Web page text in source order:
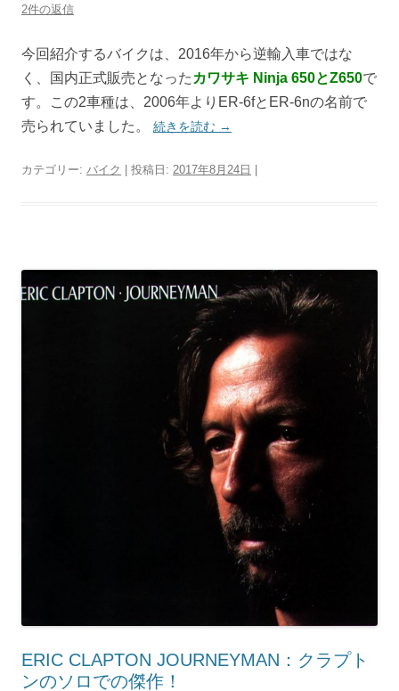
2件の返信
今回紹介するバイクは、2016年から逆輸入車ではな
く、国内正式販売となった カワサキ Ninja 650とZ650で
す。この2車種は、2006年よりER-6fとER-6nの名前で
売られていました。
続きを読む →
カテゴリー: バイク | 投稿日: 2017年8月24日
ERIC CLAPTON JOURNEYMAN：クラプト
ンのソロでの傑作！